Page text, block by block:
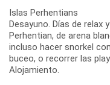
Islas Perhentians
Desayuno. Días de relax
Perhentian, de arena
incluso hacer snorkel
buceo, o recorrer las
Alojamiento.